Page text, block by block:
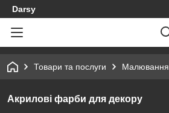
Darsy
Товари та послуги Малювання
Акрилові фарби для декору